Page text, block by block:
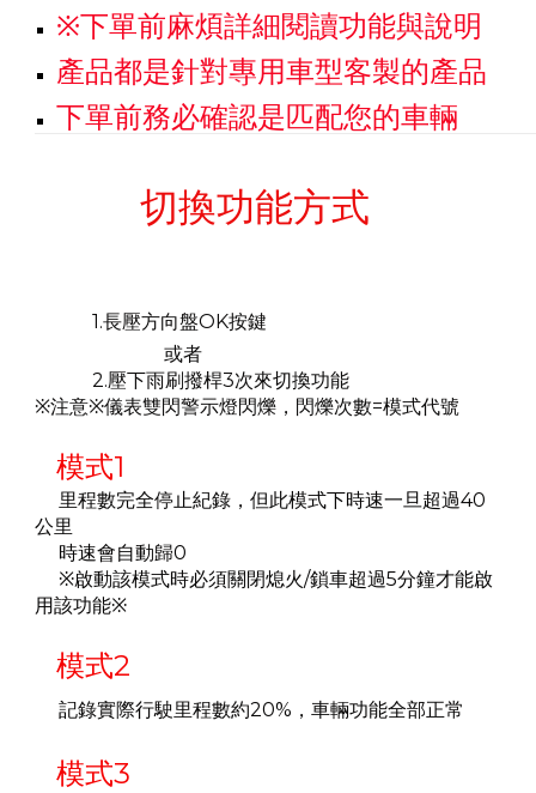
※下單前麻煩詳細閱讀功能與說明
產品都是針對專用車型客製的產品
下單前務必確認是匹配您的車輛
切換功能方式
1.長壓方向盤OK按鍵
或者
2.壓下雨刷撥桿3次來切換功能
※注意※儀表雙閃警示燈閃爍，閃爍次數=模式代號
模式1
里程數完全停止紀錄，但此模式下時速一旦超過40
公里
時速會自動歸0
※啟動該模式時必須關閉熄火/鎖車超過5分鐘才能啟
用該功能※
模式2
記錄實際行駛里程數約20%，車輛功能全部正常
模式3